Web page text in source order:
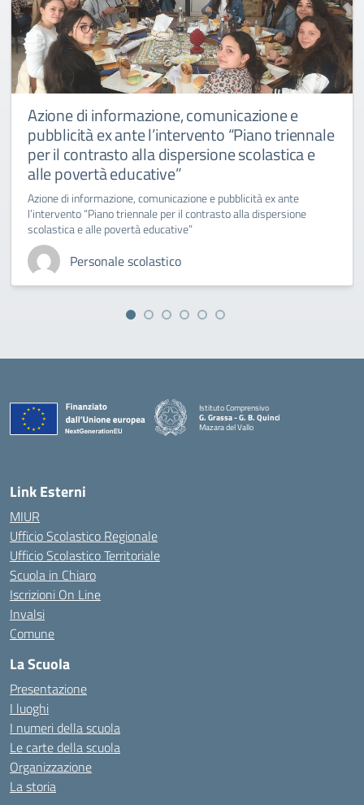
Azione di informazione, comunicazione e
pubblicità ex ante l’intervento “Piano triennale
per il contrasto alla dispersione scolastica e
alle povertà educative”
Azione di informazione, comunicazione e pubblicità ex ante
l’intervento “Piano triennale per il contrasto alla dispersione
scolastica e alle povertà educative”
Personale scolastico
Istituto Comprensivo
G. Grassa - G. B. Quinci
Mazara del Vallo
Link Esterni
MIUR
Ufficio Scolastico Regionale
Ufficio Scolastico Territoriale
Scuola in Chiaro
Iscrizioni On Line
Invalsi
Comune
La Scuola
Presentazione
I luoghi
I numeri della scuola
Le carte della scuola
Organizzazione
La storia